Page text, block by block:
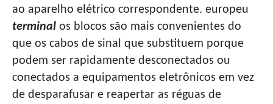
ao aparelho elétrico correspondente. europeu
terminal os blocos são mais convenientes do
que os cabos de sinal que substituem porque
podem ser rapidamente desconectados ou
conectados a equipamentos eletrônicos em vez
de desparafusar e reapertar as réguas de